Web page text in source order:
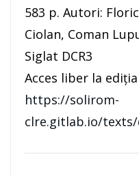
583 p. Autori:
Ciolan, Coman
Siglat DCR3
Acces liber la
https://solirom-
clre.gitlab.io/